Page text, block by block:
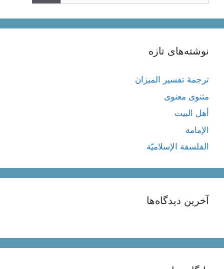
نوشته‌های تازه
ترجمۀ تفسیر المیزان
مثنوی معنوی
أهل البيت
الإمامة
الفلسفة الإسلاميّة
آخرین دیدگاه‌ها